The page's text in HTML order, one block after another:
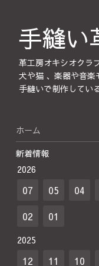
手縫い
革工房オキシオクラ
犬や猫 、楽器や音楽
手縫いで制作してい
ホーム
新着情報
2026
07 05 04
02
01
2025
12 11 10